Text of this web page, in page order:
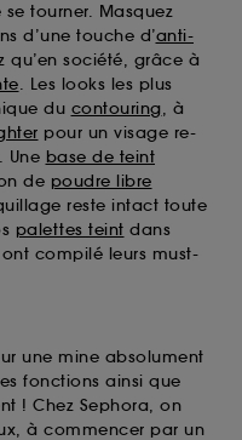
tourner. Masquez
d’une touche d’anti-
qu’en société, grâce à
. Les looks les plus
du contouring, à
pour un visage re-
Une base de teint
de poudre libre
reste intact toute
palettes teint dans
compilé leurs must-
une mine absolument
fonctions ainsi que
! Chez Sephora, on
à commencer par un